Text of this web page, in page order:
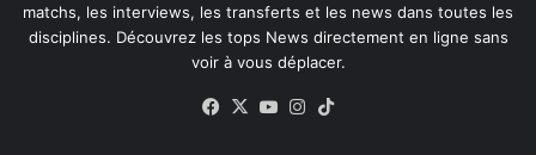
matchs, les interviews, les transferts et les news dans toutes les
disciplines. Découvrez les tops News directement en ligne sans
voir à vous déplacer.
Facebook
X YouTubeInstagram